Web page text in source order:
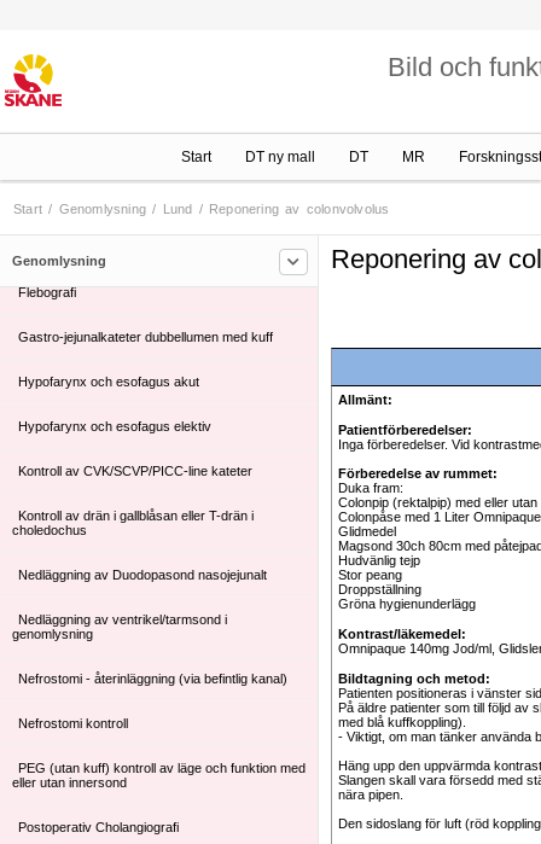
Bild och
Start DT ny mall DT MR
Start / Genomlysning / Lund / Reponering av colonvolvolus
Genomlysning
Barn Malmö
Diafragmarörlighet
Flebografi
Gastro-jejunalkateter dubbellumen med kuff
Hypofarynx och esofagus akut
Hypofarynx och esofagus elektiv
Kontroll av CVK/SCVP/PICC-line kateter
Kontroll av drän i gallblåsan eller T-drän i
choledochus
Nedläggning av Duodopasond nasojejunalt
Nedläggning av ventrikel/tarmsond i
genomlysning
Nefrostomi - återinläggning (via befintlig kanal)
Nefrostomi kontroll
PEG (utan kuff) kontroll av läge och funktion med
eller utan innersond
Postoperativ Cholangiografi
Reponering av
Allmänt:
Patientförberedelser:
Inga förberedelser. Vid
Förberedelse av rummet:
Duka fram:
Colonpip (rektalpip) med eller utan
Colonpåse med 1 Liter
Glidmedel
Magsond 30ch 80cm med
Hudvänlig tejp
Stor peang
Droppställning
Gröna hygienunderlägg
Kontrast/läkemedel:
Omnipaque 140mg Jod/ml,
Bildtagning och metod:
Patienten positioneras i vänster
På äldre patienter som till följd av
med blå kuffkoppling).
- Viktigt, om man tänker använda
Häng upp den uppvärmda
Slangen skall vara försedd med
nära pipen.
Den sidoslang för luft (röd